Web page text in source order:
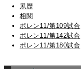
累歴
相関
ポレン11/第109試合
ポレン11/第142試合
ポレン11/第180試合